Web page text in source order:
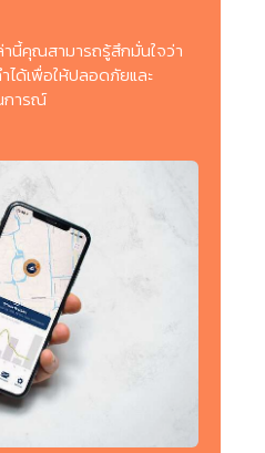
านี้คุณสามารถรู้สึกมั่นใจว่า
ด้เพื่อให้ปลอดภัยและ
การณ์